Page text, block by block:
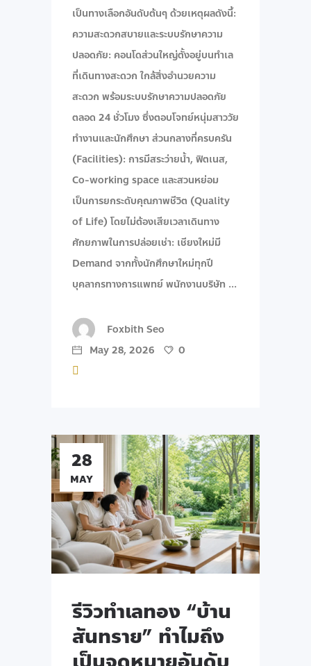
เป็นทางเลือกอันดับต้นๆ ด้วยเหตุผลดังนี้:
ความสะดวกสบายและระบบรักษาความ
ปลอดภัย: คอนโดส่วนใหญ่ตั้งอยู่บนทำเล
ที่เดินทางสะดวก ใกล้สิ่งอำนวยความ
สะดวก พร้อมระบบรักษาความปลอดภัย
ตลอด 24 ชั่วโมง ซึ่งตอบโจทย์หนุ่มสาววัย
ทำงานและนักศึกษา ส่วนกลางที่ครบครัน
(Facilities): การมีสระว่ายน้ำ, ฟิตเนส,
Co-working space และสวนหย่อม
เป็นการยกระดับคุณภาพชีวิต (Quality
of Life) โดยไม่ต้องเสียเวลาเดินทาง
ศักยภาพในการปล่อยเช่า: เชียงใหม่มี
Demand จากทั้งนักศึกษาใหม่ทุกปี
บุคลากรทางการแพทย์ พนักงานบริษัท
Foxbith Seo
May 28, 2026
0
28
MAY
รีวิวทำเลทอง “บ้าน
สันทราย” ทำไมถึง